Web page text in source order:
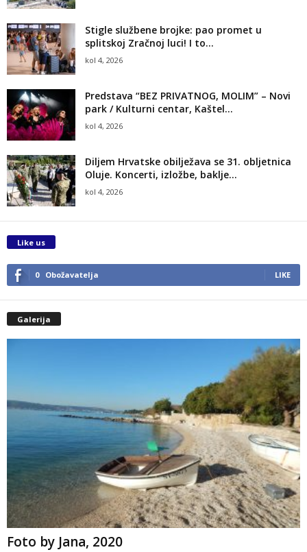
Stigle službene brojke: pao promet u
splitskoj Zračnoj luci! I to...
kol 4, 2026
Predstava “BEZ PRIVATNOG, MOLIM” – Novi
park / Kulturni centar, Kaštel...
kol 4, 2026
Diljem Hrvatske obilježava se 31. obljetnica
Oluje. Koncerti, izložbe, baklje…
kol 4, 2026
Like us
0 Obožavatelja LIKE
Galerija
Foto by Jana, 2020